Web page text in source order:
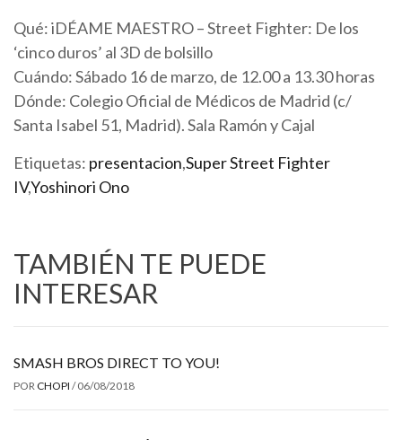
Qué: iDÉAME MAESTRO – Street Fighter: De los
‘cinco duros’ al 3D de bolsillo
Cuándo: Sábado 16 de marzo, de 12.00 a 13.30 horas
Dónde: Colegio Oficial de Médicos de Madrid (c/
Santa Isabel 51, Madrid). Sala Ramón y Cajal
Etiquetas: presentacion,Super Street Fighter
IV,Yoshinori Ono
TAMBIÉN TE PUEDE
INTERESAR
SMASH BROS DIRECT TO YOU!
POR CHOPI / 06/08/2018